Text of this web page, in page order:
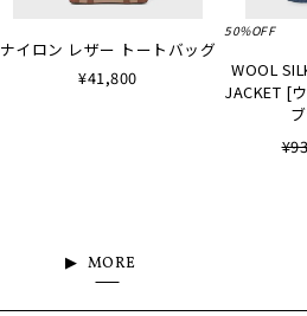
ナイロン レザー トートバッグ
¥41,800
50%OFF
WOOL
JACKET [
MORE